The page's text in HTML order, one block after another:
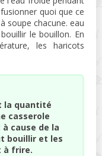
quoi que ce
soupe chacune. eau
le bouillon. En
les haricots
la quantité
casserole
cause de la
bouillir et les
à frire.